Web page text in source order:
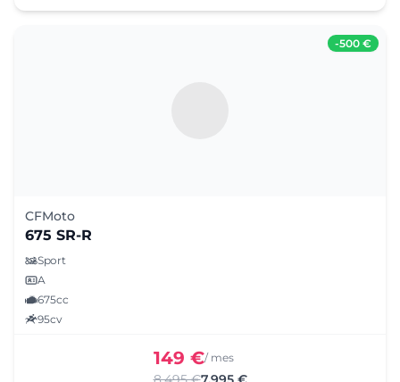
-500 €
CFMoto
675 SR-R
Sport
A
675cc
95cv
149 €/ mes